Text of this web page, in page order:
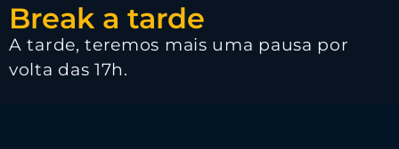
Break a tarde
A tarde, teremos mais uma pausa por
volta das 17h.